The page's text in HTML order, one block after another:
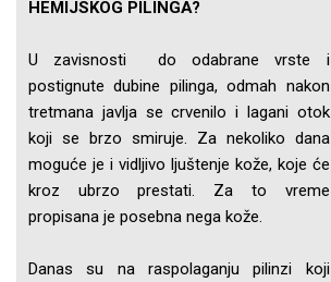
HEMIJSKOG PILINGA?
U zavisnosti do odabrane vrste i
postignute dubine pilinga, odmah nakon
tretmana javlja se crvenilo i lagani otok
koji se brzo smiruje. Za nekoliko dana
moguće je i vidljivo ljuštenje kože, koje će
kroz ubrzo prestati. Za to vreme
propisana je posebna nega kože.
Danas su na raspolaganju pilinzi koji